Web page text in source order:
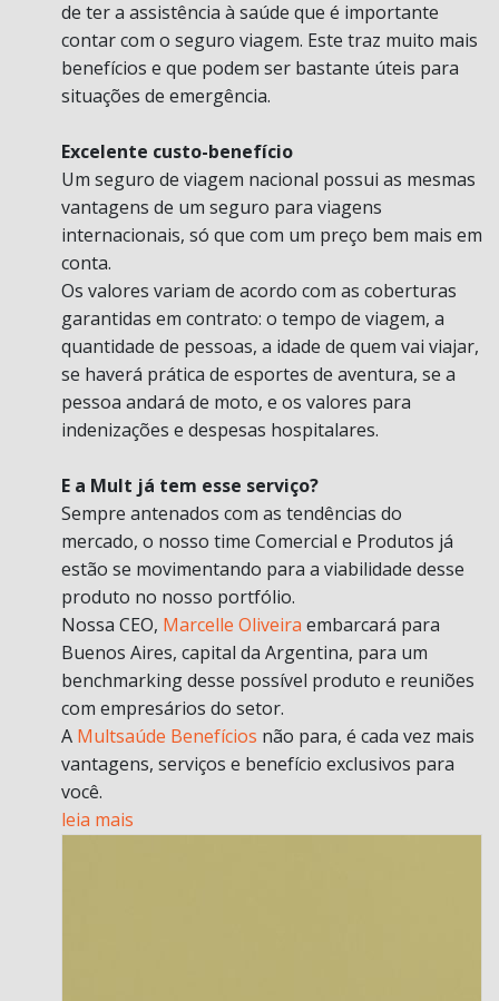
de ter a assistência à saúde que é importante
contar com o seguro viagem. Este traz muito mais
benefícios e que podem ser bastante úteis para
situações de emergência.
Excelente custo-benefício
Um seguro de viagem nacional possui as mesmas
vantagens de um seguro para viagens
internacionais, só que com um preço bem mais em
conta.
Os valores variam de acordo com as coberturas
garantidas em contrato: o tempo de viagem, a
quantidade de pessoas, a idade de quem vai viajar,
se haverá prática de esportes de aventura, se a
pessoa andará de moto, e os valores para
indenizações e despesas hospitalares.
E a Mult já tem esse serviço?
Sempre antenados com as tendências do
mercado, o nosso time Comercial e Produtos já
estão se movimentando para a viabilidade desse
produto no nosso portfólio.
Nossa CEO, Marcelle Oliveira embarcará para
Buenos Aires, capital da Argentina, para um
benchmarking desse possível produto e reuniões
com empresários do setor.
A Multsaúde Benefícios não para, é cada vez mais
vantagens, serviços e benefício exclusivos para
você.
leia mais